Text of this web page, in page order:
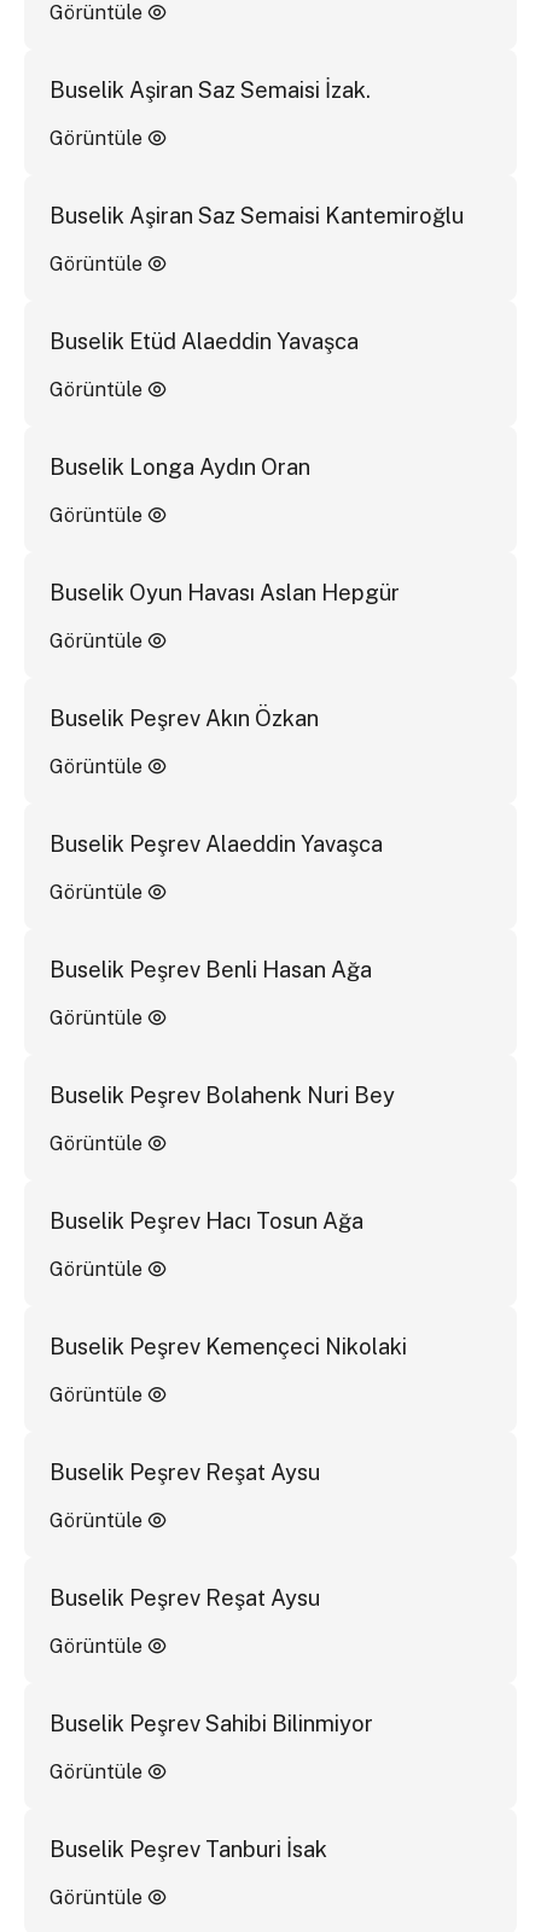
Görüntüle
Buselik Aşiran Saz Semaisi İzak.
Görüntüle
Buselik Aşiran Saz Semaisi Kantemiroğlu
Görüntüle
Buselik Etüd Alaeddin Yavaşca
Görüntüle
Buselik Longa Aydın Oran
Görüntüle
Buselik Oyun Havası Aslan Hepgür
Görüntüle
Buselik Peşrev Akın Özkan
Görüntüle
Buselik Peşrev Alaeddin Yavaşca
Görüntüle
Buselik Peşrev Benli Hasan Ağa
Görüntüle
Buselik Peşrev Bolahenk Nuri Bey
Görüntüle
Buselik Peşrev Hacı Tosun Ağa
Görüntüle
Buselik Peşrev Kemençeci Nikolaki
Görüntüle
Buselik Peşrev Reşat Aysu
Görüntüle
Buselik Peşrev Reşat Aysu
Görüntüle
Buselik Peşrev Sahibi Bilinmiyor
Görüntüle
Buselik Peşrev Tanburi İsak
Görüntüle